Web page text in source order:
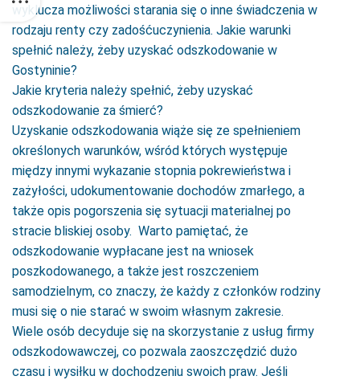
wyklucza możliwości starania się o inne świadczenia w
rodzaju renty czy zadośćuczynienia. Jakie warunki
spełnić należy, żeby uzyskać odszkodowanie w
Gostyninie?
Jakie kryteria należy spełnić, żeby uzyskać
odszkodowanie za śmierć?
Uzyskanie odszkodowania wiąże się ze spełnieniem
określonych warunków, wśród których występuje
między innymi wykazanie stopnia pokrewieństwa i
zażyłości, udokumentowanie dochodów zmarłego, a
także opis pogorszenia się sytuacji materialnej po
stracie bliskiej osoby. Warto pamiętać, że
odszkodowanie wypłacane jest na wniosek
poszkodowanego, a także jest roszczeniem
samodzielnym, co znaczy, że każdy z członków rodziny
musi się o nie starać w swoim własnym zakresie.
Wiele osób decyduje się na skorzystanie z usług firmy
odszkodowawczej, co pozwala zaoszczędzić dużo
czasu i wysiłku w dochodzeniu swoich praw. Jeśli